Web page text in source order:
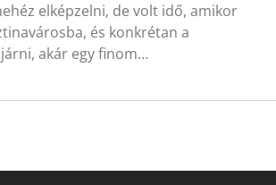
elképzelni, de volt idő, amikor
és konkrétan a
akár egy finom…